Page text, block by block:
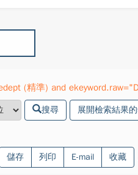
(精準) and
搜尋 展開檢索結果
儲存 列印 E-mail 收藏